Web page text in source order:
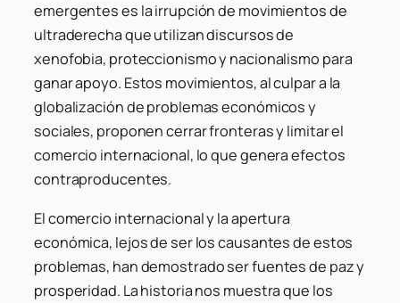
emergentes es la irrupción de movimientos de
ultraderecha que utilizan discursos de
xenofobia, proteccionismo y nacionalismo para
ganar apoyo. Estos movimientos, al culpar a la
globalización de problemas económicos y
sociales, proponen cerrar fronteras y limitar el
comercio internacional, lo que genera efectos
contraproducentes.
El comercio internacional y la apertura
económica, lejos de ser los causantes de estos
problemas, han demostrado ser fuentes de paz y
prosperidad. La historia nos muestra que los